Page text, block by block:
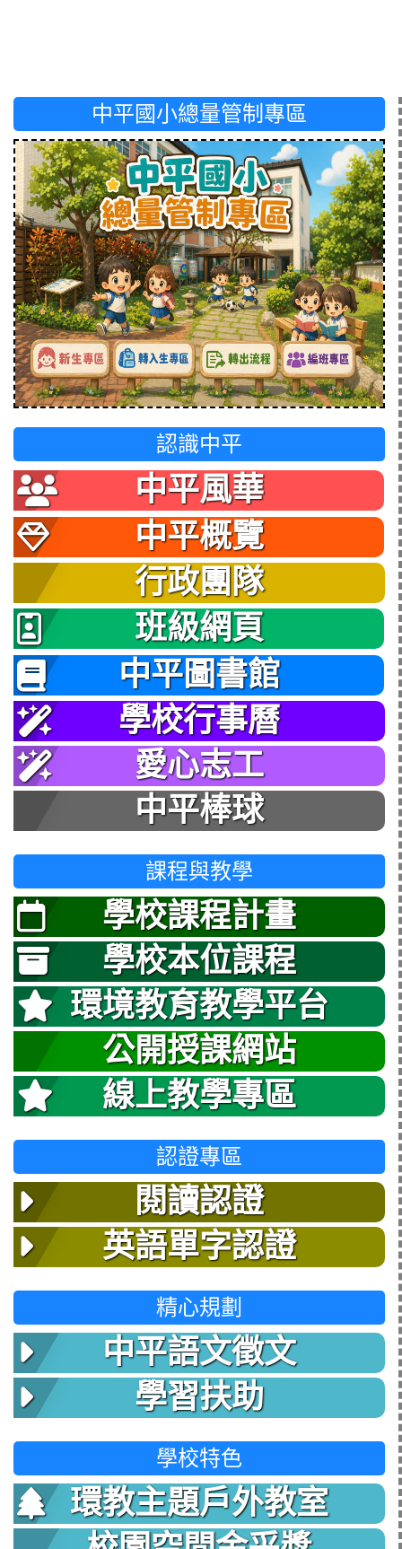
中平國小總量管制專區
認識中平
中平風華
中平概覽
行政團隊
班級網頁
中平圖書館
學校行事曆
愛心志工
中平棒球
課程與教學
學校課程計畫
學校本位課程
環境教育教學平台
公開授課網站
線上教學專區
認證專區
閱讀認證
英語單字認證
精心規劃
中平語文徵文
學習扶助
學校特色
環教主題戶外教室